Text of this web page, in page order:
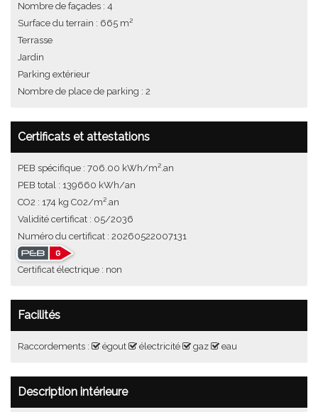
Nombre de façades : 4
Surface du terrain : 665 m²
Terrasse
Jardin
Parking extérieur
Nombre de place de parking : 2
Certificats et attestations
PEB spécifique : 706.00 kWh/m².an
PEB total : 139660 kWh/an
CO2 : 174 kg C02/m².an
Validité certificat : 05/2036
Numéro du certificat : 20260522007131
Certificat électrique : non
Facilités
Raccordements : égout électricité gaz eau
Description intérieure